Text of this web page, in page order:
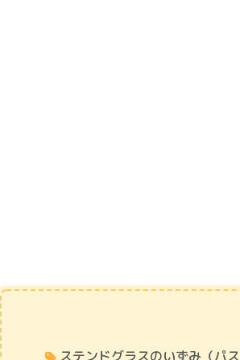
ステンドグラスのいずみ（パス